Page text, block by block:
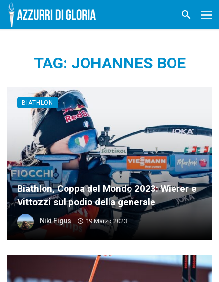
TAG: JOHANNES BOE
Biathlon, Coppa del Mondo 2023: Wierer e
Vittozzi sul podio della generale
Niki Figus 19 Marzo 2023
BIATHLON